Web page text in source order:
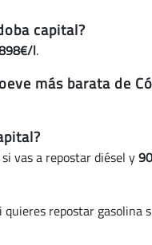
capital?
l.
más barata de
si vas a repostar diésel y
repostar gasolina